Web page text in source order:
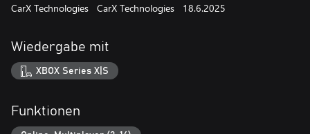
Eine riesige, offene Welt mit jeder Menge Spaß:
gegen die Bosse verschiedener Clubs an. Beweise dein
fahrerisches Können und erklimm die Elite-Ränge, indem du
deine stärksten Konkurrenten herausforderst.
Freidrift-Rennen: Verdiene auf den Parkplätzen der Stadt die
CarX Technologies CarX Technologies 18.6.2025
Wiedergabe mit
XBOX Series X|S
Funktionen